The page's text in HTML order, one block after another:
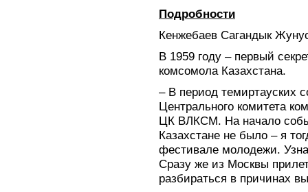
Подробности
Кенжебаев Сагандык
В 1959 году – первый
комсомола Казахстана.
– В период темиртауских
Центрального комитета
ЦК ВЛКСМ. На начало
Казахстане не было – я
фестивале молодежи.
Сразу же из Москвы
разбираться в причинах